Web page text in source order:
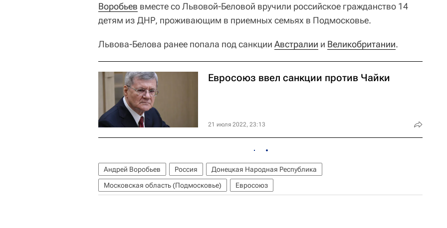
Воробьев вместе со Львовой-Беловой вручили российское гражданство 14
детям из ДНР, проживающим в приемных семьях в Подмосковье.
Львова-Белова ранее попала под санкции Австралии и Великобритании.
Евросоюз ввел санкции против Чайки
21 июля 2022, 23:13
Андрей Воробьев Россия
Донецкая Народная Республика
Московская область (Подмосковье)
Евросоюз